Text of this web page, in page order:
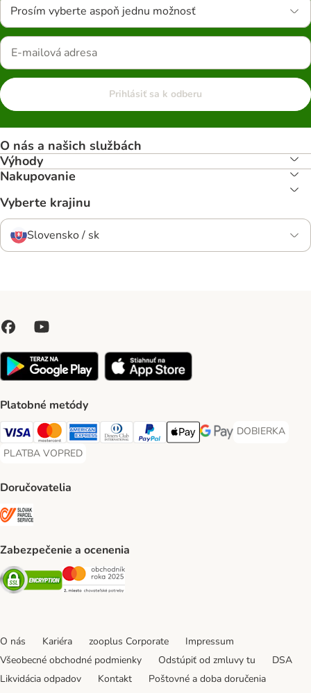
Prosím vyberte aspoň jednu možnosť
Prihlásiť sa k odberu
O nás a našich službách
Výhody
Nakupovanie
Vyberte krajinu
Slovensko / sk
Platobné metódy
Visa Payment Method
Mastercard Payment Method
American Express Payment Method
Diners Club Payment Method
PayPal Payment Method
Apple Pay Payment Method
Google Pay Payment
DOBIERKA
DOBIERKA
PLATBA VOPRED
PLATBA VOPRED Payment Method
Doručovatelia
Zabezpečenie a ocenenia
Security Security
O nás Kariéra zooplus Corporate
Impressum
Všeobecné obchodné podmienky
Odstúpiť od zmluvy tu
DSA
Likvidácia odpadov
Kontakt
Poštovné a doba doručenia